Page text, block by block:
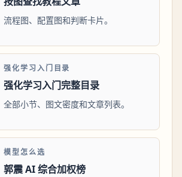
流程图、配置图和判断卡片。
强化学习入门目录
强化学习入门完整目录
全部小节、图文密度和文章列表。
模型怎么选
郭震 AI 综合加权榜